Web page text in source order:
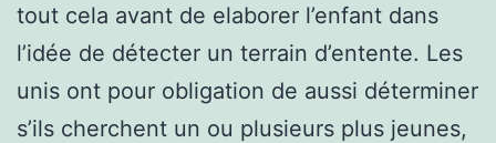
tout cela avant de elaborer l’enfant dans
l’idée de détecter un terrain d’entente. Les
unis ont pour obligation de aussi déterminer
s’ils cherchent un ou plusieurs plus jeunes,